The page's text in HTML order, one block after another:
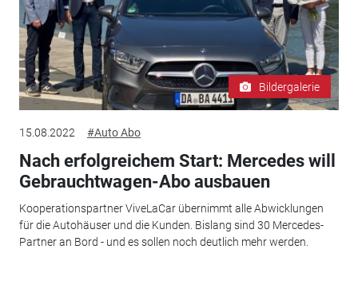
Bildergalerie
15.08.2022 #Auto Abo
Nach erfolgreichem Start: Mercedes will
Gebrauchtwagen-Abo ausbauen
Kooperationspartner ViveLaCar übernimmt alle Abwicklungen
für die Autohäuser und die Kunden. Bislang sind 30 Mercedes-
Partner an Bord - und es sollen noch deutlich mehr werden.